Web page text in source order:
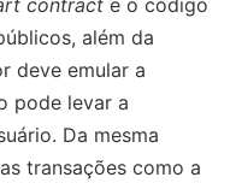
contract e o código
além da
deve emular a
pode levar a
Da mesma
transações como a